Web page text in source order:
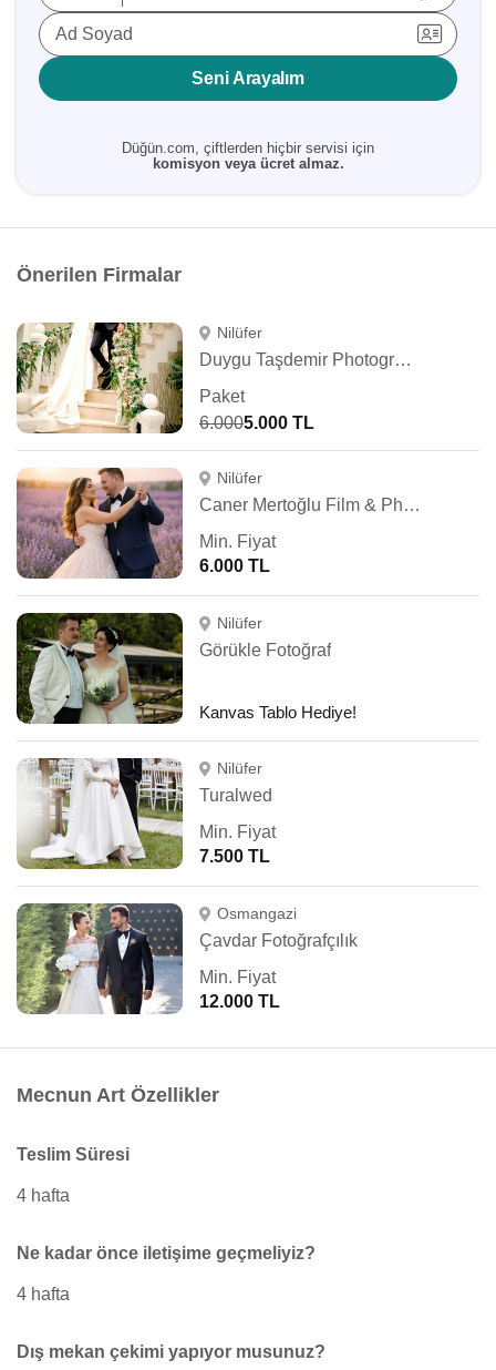
Ad Soyad
Seni Arayalım
Düğün.com, çiftlerden hiçbir servisi için
komisyon veya ücret almaz.
Önerilen Firmalar
Nilüfer
Duygu Taşdemir Photography
Paket
6.0005.000 TL
Nilüfer
Caner Mertoğlu Film & Photography
Min. Fiyat
6.000 TL
Nilüfer
Görükle Fotoğraf
Kanvas Tablo Hediye!
Nilüfer
Turalwed
Min. Fiyat
7.500 TL
Osmangazi
Çavdar Fotoğrafçılık
Min. Fiyat
12.000 TL
Mecnun Art Özellikler
Teslim Süresi
4 hafta
Ne kadar önce iletişime geçmeliyiz?
4 hafta
Dış mekan çekimi yapıyor musunuz?